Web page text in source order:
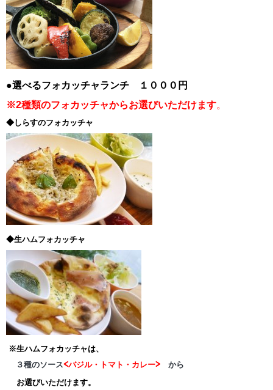
●選べるフォカッチャランチ １０００円
※2種類のフォカッチャからお選びいただけます。
◆しらすのフォカッチャ
◆生ハムフォカッチャ
※生ハムフォカッチャは、
３種のソース<バジル・トマト・カレー> から
お選びいただけます。